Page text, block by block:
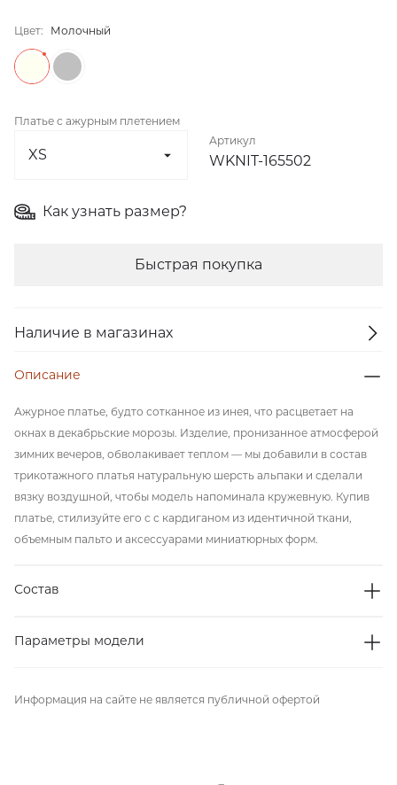
Цвет: Молочный
Платье с ажурным плетением
Артикул
WKNIT-165502
Как узнать размер?
Быстрая покупка
Наличие в магазинах
Описание
Ажурное платье, будто сотканное из инея, что расцветает на
окнах в декабрьские морозы. Изделие, пронизанное атмосферой
зимних вечеров, обволакивает теплом — мы добавили в состав
трикотажного платья натуральную шерсть альпаки и сделали
вязку воздушной, чтобы модель напоминала кружевную. Купив
платье, стилизуйте его с с кардиганом из идентичной ткани,
объемным пальто и аксессуарами миниатюрных форм.
Состав
Параметры модели
Информация на сайте не является публичной офертой